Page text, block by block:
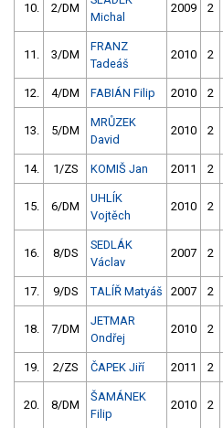
10. 2/DM
Michal
2009 2
11. 3/DM
FRANZ
Tadeáš
2010 2
12. 4/DM FABIÁN Filip 2010 2
13. 5/DM
MRŮZEK
David
2010 2
14. 1/ZS KOMIŠ Jan 2011 2
15. 6/DM
UHLÍK
Vojtěch
2010 2
16. 8/DS
SEDLÁK
Václav
2007 2
17. 9/DS TALÍŘ Matyáš 2007 2
18. 7/DM
JETMAR
Ondřej
2010 2
19. 2/ZS ČAPEK Jiří 2011 2
20. 8/DM
ŠAMÁNEK
Filip
2010 2